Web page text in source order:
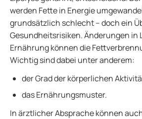
werden Fette in Energie
grundsätzlich schlecht – doch ein
Gesundheitsrisiken. Änderungen in
Ernährung können die
Wichtig sind dabei unter anderem:
der Grad der körperlichen
das Ernährungsmuster.
In ärztlicher Absprache können